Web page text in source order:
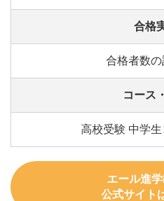
合格
合格者数の
コース
高校受験 中学
エール進
公式サイト